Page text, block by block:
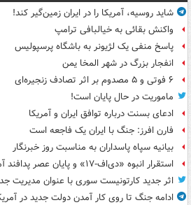
شاید روسیه، آمریکا را در ایران زمین‌گیر کند!
واکنش بقائی به خیالبافی ترامپ
پاسخ منفی یک لژیونر به باشگاه پرسپولیس
انفجار بزرگ در شهر المخا یمن
۶ فوتی و ۵ مصدوم بر اثر تصادف زنجیره‌ای
ماموریت در حال پایان است!
ادعای بسنت درباره توافق ایران و آمریکا
فارن افرز: جنگ با ایران یک فاجعه است
بیانیه سپاه پاسداران به مناسبت روز خبرنگار
استقرار انبوه «دی‌اف‑۱۷» و پایان عصر پدافند آمریکا +عکس
اثر جدید کارتونیست سوری با عنوان مدیریت
ادامه جنگ تا روی کار آمدن دولت جدید در